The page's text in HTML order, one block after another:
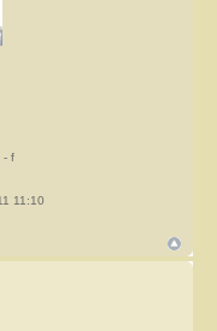
- f
11:10